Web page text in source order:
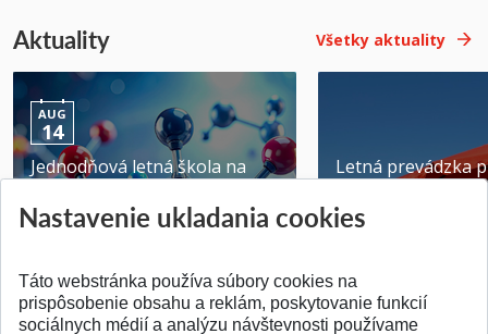
Aktuality Všetky aktuality
AUG
14
Jednodňová letná škola na
Pridané 28.07.2026
Letná prevádzka
Pridané 23.06.2026
Nastavenie ukladania cookies
Táto webstránka používa súbory cookies na
prispôsobenie obsahu a reklám, poskytovanie funkcií
sociálnych médií a analýzu návštevnosti používame